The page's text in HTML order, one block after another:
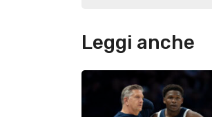
Leggi anche